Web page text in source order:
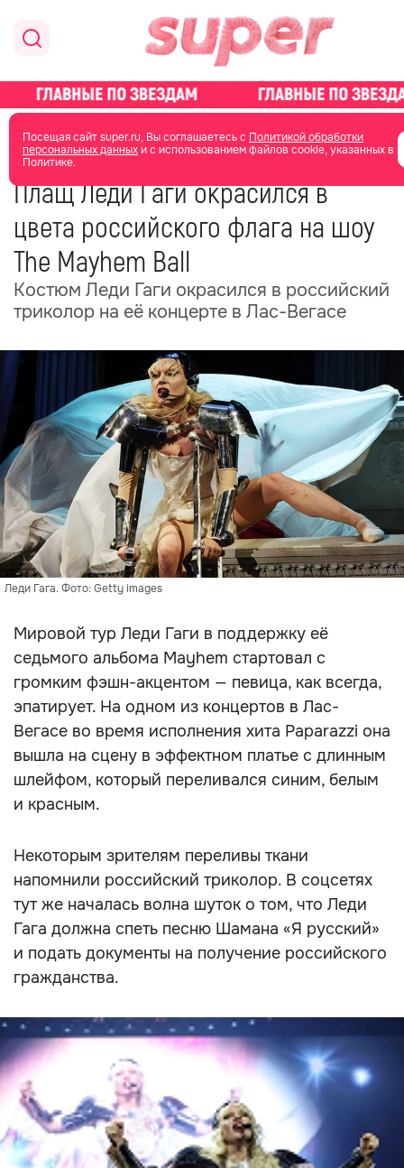
Посещая сайт super.ru, Вы соглашаетесь с Политикой обработки
персональных данныхи с использованием файлов cookie, указанных в
Политике.
главная новости о звездах новости
19 июля 2025
Плащ Леди Гаги окрасился в
цвета российского флага на шоу
The Mayhem Ball
Костюм Леди Гаги окрасился в российский
триколор на её концерте в Лас-Вегасе
Леди Гага. Фото: Getty images
Мировой тур Леди Гаги в поддержку её
седьмого альбома Mayhem стартовал с
громким фэшн-акцентом — певица, как всегда,
эпатирует. На одном из концертов в Лас-
Вегасе во время исполнения хита Paparazzi она
вышла на сцену в эффектном платье с длинным
шлейфом, который переливался синим, белым
и красным.
Некоторым зрителям переливы ткани
напомнили российский триколор. В соцсетях
тут же началась волна шуток о том, что Леди
Гага должна спеть песню Шамана «Я русский»
и подать документы на получение российского
гражданства.